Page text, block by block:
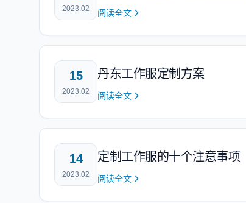
2023.02 阅读全文
15
2023.02
丹东工作服定制方案
阅读全文
14
2023.02
定制工作服的十个注意事项
阅读全文